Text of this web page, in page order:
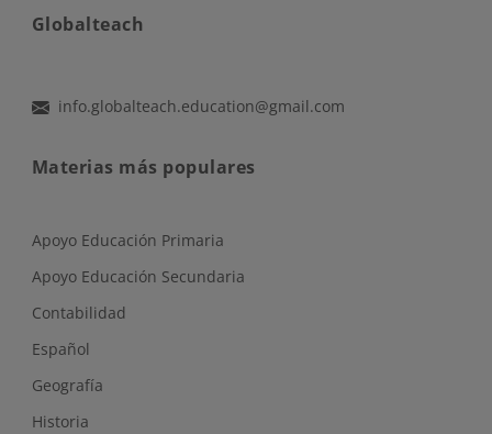
Globalteach
info.globalteach.education@gmail.com
Materias más populares
Apoyo Educación Primaria
Apoyo Educación Secundaria
Contabilidad
Español
Geografía
Historia